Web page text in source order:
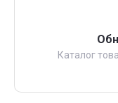
Каталог